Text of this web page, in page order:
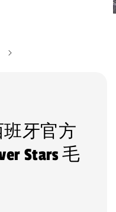
班牙官方
Stars 毛